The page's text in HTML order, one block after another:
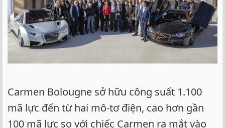
Carmen Bolougne sở hữu công suất 1.100
mã lực đến từ hai mô-tơ điện, cao hơn gần
100 mã lực so với chiếc Carmen ra mắt vào